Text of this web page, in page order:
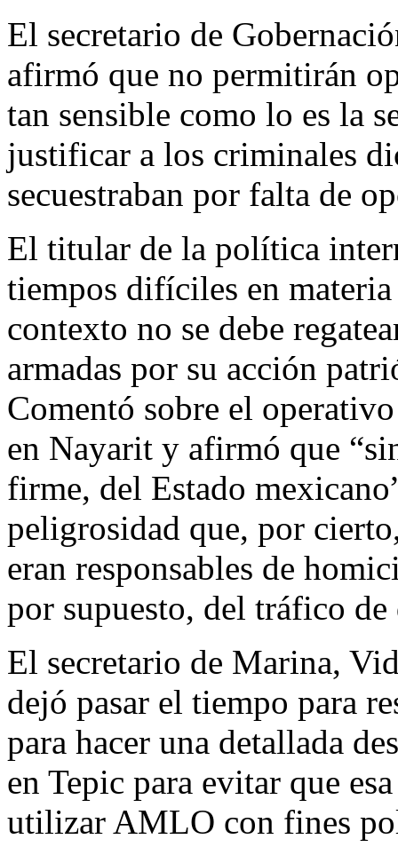
El secretario de
afirmó que no permitirán
tan sensible como lo es la
justificar a los criminales
secuestraban por falta de
El titular de la política
tiempos difíciles en
contexto no se debe
armadas por su acción
Comentó sobre el
en Nayarit y afirmó que
firme, del Estado
peligrosidad que, por
eran responsables de
por supuesto, del tráfico de
El secretario de Marina,
dejó pasar el tiempo para
para hacer una detallada
en Tepic para evitar que
utilizar AMLO con fines